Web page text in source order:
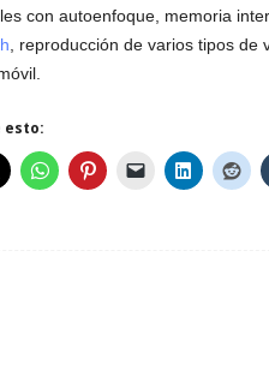
con autoenfoque, memoria
, reproducción de varios tipos
esto: